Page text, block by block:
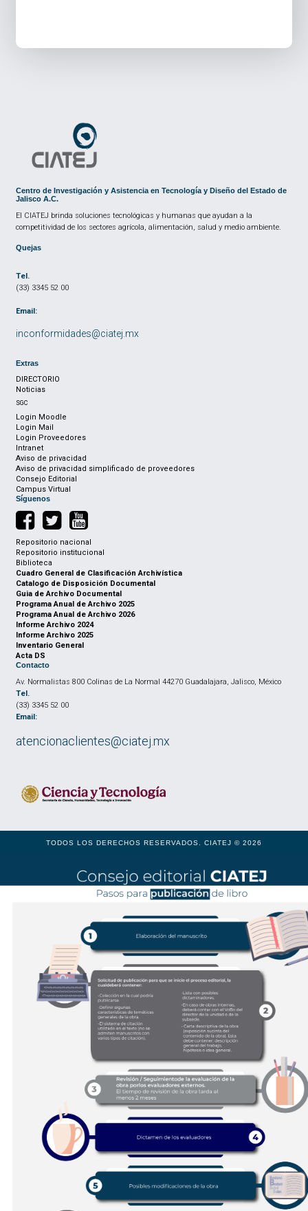
Centro de Investigación y Asistencia en Tecnología y Diseño del Estado de
Jalisco A.C.
El CIATEJ brinda soluciones tecnológicas y humanas que ayudan a la
competitividad de los sectores agrícola, alimentación, salud y medio ambiente.
Quejas
Tel.
(33) 3345 52 00
Email:
inconformidades@ciatej.mx
Extras
DIRECTORIO
Noticias
SGC
Login Moodle
Login Mail
Login Proveedores
Intranet
Aviso de privacidad
Aviso de privacidad simplificado de proveedores
Consejo Editorial
Campus Virtual
Síguenos
Repositorio nacional
Repositorio institucional
Biblioteca
Cuadro General de Clasificación Archivística
Catalogo de Disposición Documental
Guia de Archivo Documental
Programa Anual de Archivo 2025
Programa Anual de Archivo 2026
Informe Archivo 2024
Informe Archivo 2025
Inventario General
Acta DS
Contacto
Av. Normalistas 800 Colinas de La Normal 44270 Guadalajara, Jalisco, México
Tel.
(33) 3345 52 00
Email:
atencionaclientes@ciatej.mx
TODOS LOS DERECHOS RESERVADOS. CIATEJ © 2026